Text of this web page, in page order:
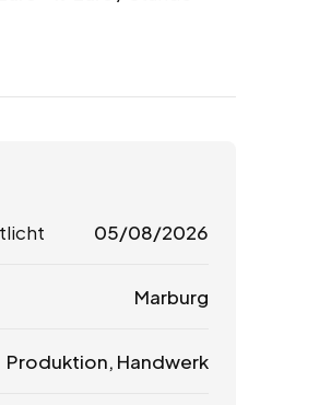
05/08/2026
Marburg
Produktion, Handwerk